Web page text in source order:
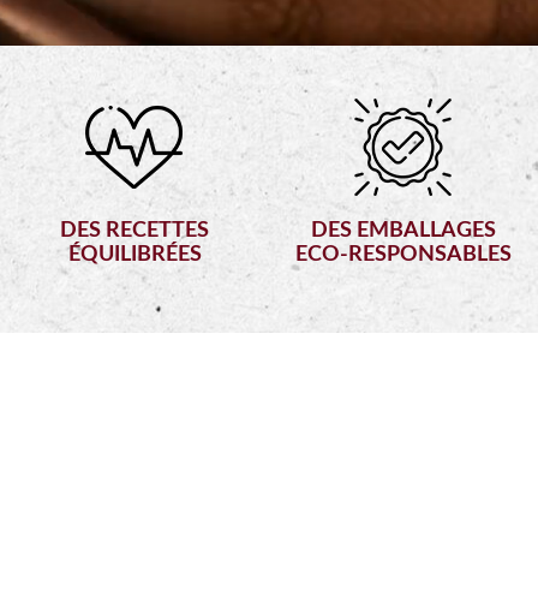
DES RECETTES
ÉQUILIBRÉES
DES EMBALLAGES
ECO-RESPONSABLES